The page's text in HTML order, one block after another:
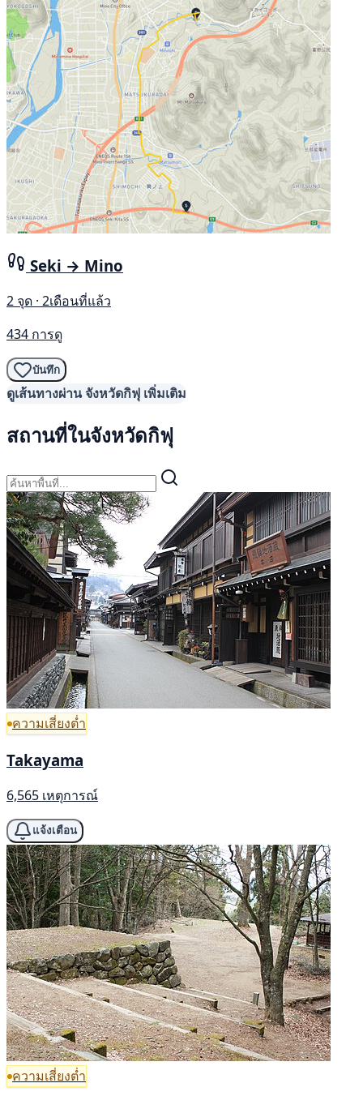
Seki → Mino
2 จุด · 2เดือนที่แล้ว
434 การดู
บันทึก
ดูเส้นทางผ่าน จังหวัดกิฟุ เพิ่มเติม
สถานที่ในจังหวัดกิฟุ
ความเสี่ยงต่ำ
Takayama
6,565 เหตุการณ์
แจ้งเตือน
ความเสี่ยงต่ำ